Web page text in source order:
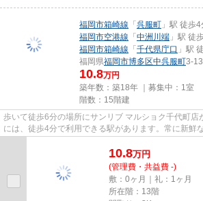
福岡市箱崎線 「呉服町 」駅 徒歩4
福岡市空港線 「中洲川端 」駅 徒
福岡市箱崎線 「千代県庁口 」駅
福岡県福岡市博多区中呉服町3-13
10.8万円
築年数：築18年 ｜募集中： 1室
階数：15階建
歩いて徒歩6分の場所にサンリブ マルショク千代町店
には、徒歩4分で利用できる駅があります。常に新鮮
風良好な間取りの物件。魅力的...
10.8万円
(管理費・共益費 -)
敷：0ヶ月｜礼：1ヶ月
所在階：13階